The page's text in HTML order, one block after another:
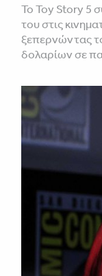
Το Toy Story 5
του στις
ξεπερνώντας
δολαρίων σε